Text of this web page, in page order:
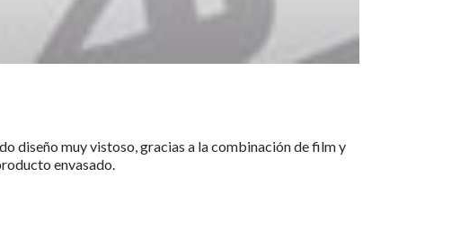
diseño muy vistoso, gracias a la combinación de film y
envasado.